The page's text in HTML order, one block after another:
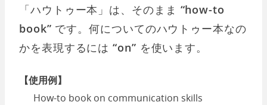
「ハウトゥー本」は、そのまま “how-to
book” です。何についてのハウトゥー本なの
かを表現するには “on” を使います。
【使用例】
How-to book on communication skills